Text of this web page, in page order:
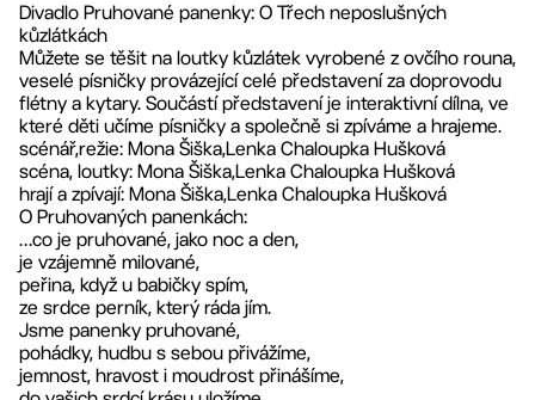
Divadlo Pruhované panenky: O Třech neposlušných
kůzlátkách
Můžete se těšit na loutky kůzlátek vyrobené z ovčího rouna,
veselé písničky provázející celé představení za doprovodu
flétny a kytary. Součástí představení je interaktivní dílna, ve
které děti učíme písničky a společně si zpíváme a hrajeme.
scénář,režie: Mona Šiška,Lenka Chaloupka Hušková
scéna, loutky: Mona Šiška,Lenka Chaloupka Hušková
hrají a zpívají: Mona Šiška,Lenka Chaloupka Hušková
O Pruhovaných panenkách:
…co je pruhované, jako noc a den,
je vzájemně milované,
peřina, když u babičky spím,
ze srdce perník, který ráda jím.
Jsme panenky pruhované,
pohádky, hudbu s sebou přivážíme,
jemnost, hravost i moudrost přinášíme,